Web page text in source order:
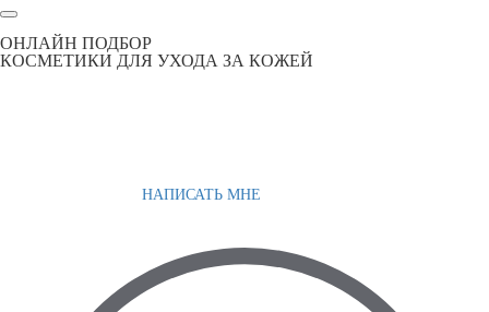
ОНЛАЙН ПОДБОР
КОСМЕТИКИ ДЛЯ УХОДА ЗА КОЖЕЙ
НАПИСАТЬ МНЕ